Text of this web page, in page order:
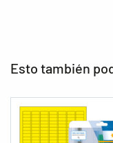
Esto también